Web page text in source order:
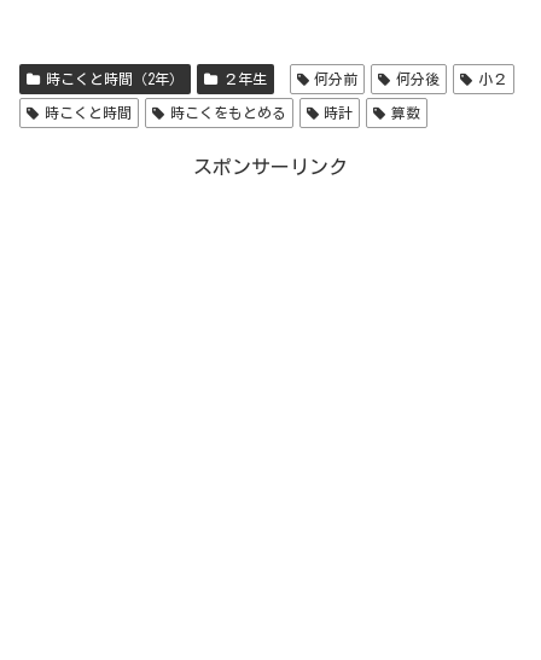
時こくと時間（2年） ２年生 何分前 何分後 小２
時こくと時間 時こくをもとめる 時計 算数
スポンサーリンク